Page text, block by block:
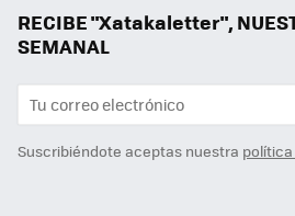
RECIBE "Xatakaletter",
SEMANAL
Suscribiéndote aceptas nuestra